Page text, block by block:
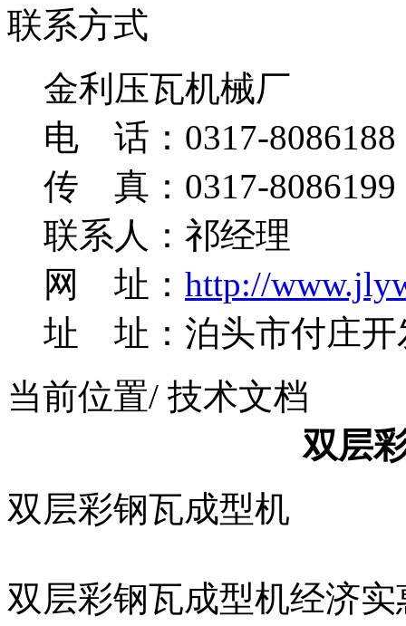
联系方式
金利压瓦机械厂
电 话：0317-8086188
传 真：0317-8086199
联系人：祁经理
网 址： http://
址 址：泊头市付庄开
当前位置/ 技术文档
双层
双层彩钢瓦成型机
双层彩钢瓦成型机经济